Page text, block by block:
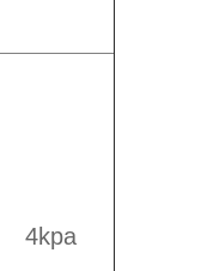
4kpa